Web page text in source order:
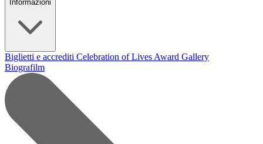
Informazioni
Biglietti e accrediti Celebration of Lives Award Gallery
Biografilm